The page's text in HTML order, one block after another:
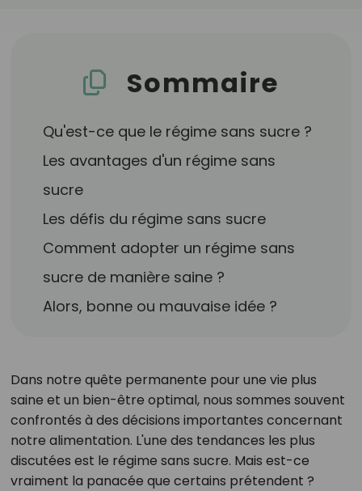
Sommaire
Qu'est-ce que le régime sans sucre ?
Les avantages d'un régime sans
sucre
Les défis du régime sans sucre
Comment adopter un régime sans
sucre de manière saine ?
Alors, bonne ou mauvaise idée ?
Dans notre quête permanente pour une vie plus
saine et un bien-être optimal, nous sommes souvent
confrontés à des décisions importantes concernant
notre alimentation. L'une des tendances les plus
discutées est le régime sans sucre. Mais est-ce
vraiment la panacée que certains prétendent ?